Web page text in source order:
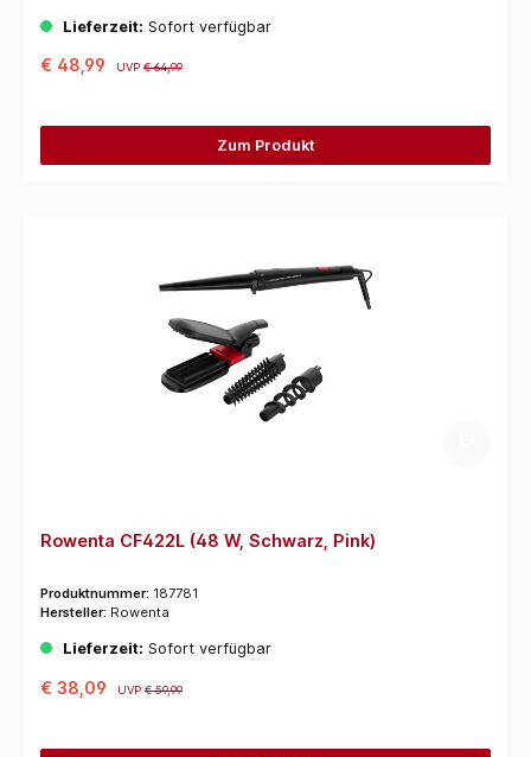
Lieferzeit: Sofort verfügbar
€ 48,99 UVP€ 64,99
Zum Produkt
Rowenta CF422L (48 W, Schwarz, Pink)
Produktnummer: 187781
Hersteller: Rowenta
Lieferzeit: Sofort verfügbar
€ 38,09 UVP€ 59,99